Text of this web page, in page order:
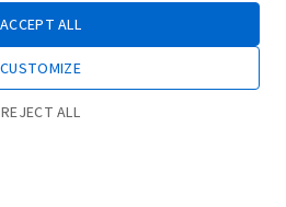
0
ACCEPT ALL
CUSTOMIZE
REJECT ALL